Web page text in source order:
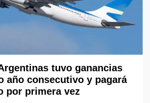
tuvo ganancias
año consecutivo y pagará
por primera vez